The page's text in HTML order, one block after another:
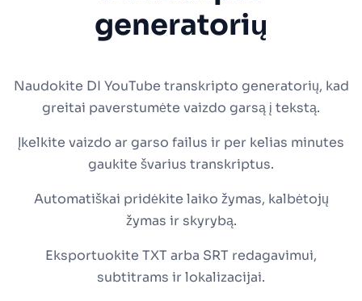
generatorių
Naudokite DI YouTube transkripto generatorių, kad
greitai paverstumėte vaizdo garsą į tekstą.
Įkelkite vaizdo ar garso failus ir per kelias minutes
gaukite švarius transkriptus.
Automatiškai pridėkite laiko žymas, kalbėtojų
žymas ir skyrybą.
Eksportuokite TXT arba SRT redagavimui,
subtitrams ir lokalizacijai.